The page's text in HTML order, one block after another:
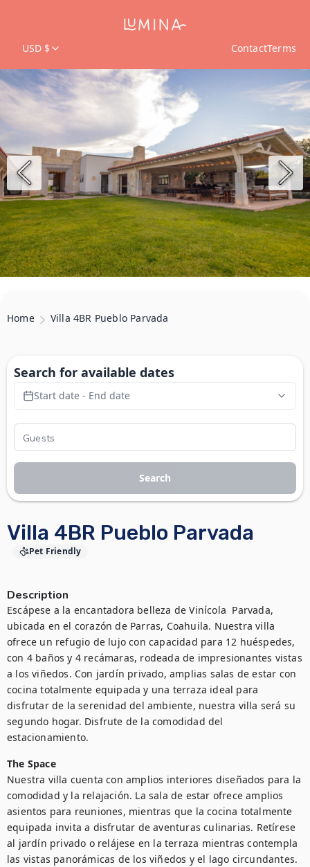
USD $ ContactTerms
Home Villa 4BR Pueblo Parvada
Villa 4BR Pueblo Parvada
Pet Friendly
Description
Escápese a la encantadora belleza de Vinícola  Parvada,
ubicada en el corazón de Parras, Coahuila. Nuestra villa
ofrece un refugio de lujo con capacidad para 12 huéspedes,
con 4 baños y 4 recámaras, rodeada de impresionantes vistas
a los viñedos. Con jardín privado, amplias salas de estar con
cocina totalmente equipada y una terraza ideal para
disfrutar de la serenidad del ambiente, nuestra villa será su
segundo hogar. Disfrute de la comodidad del
estacionamiento.
The Space
Nuestra villa cuenta con amplios interiores diseñados para la
comodidad y la relajación. La sala de estar ofrece amplios
asientos para reuniones, mientras que la cocina totalmente
equipada invita a disfrutar de aventuras culinarias. Retírese
al jardín privado o relájese en la terraza mientras contempla
las vistas panorámicas de los viñedos y el lago circundantes.
Search for available dates
Start date - End date
Search